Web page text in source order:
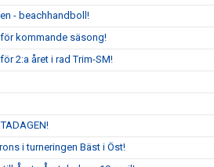
- beachhandboll!
kommande säsong!
2:a året i rad Trim-SM!
i turneringen Bäst i Öst!